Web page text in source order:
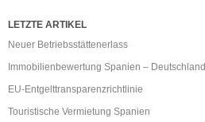
LETZTE ARTIKEL
Neuer Betriebsstättenerlass
Immobilienbewertung Spanien – Deutschland
EU-Entgelttransparenzrichtlinie
Touristische Vermietung Spanien